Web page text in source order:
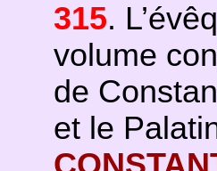
315.
volume
de
et le